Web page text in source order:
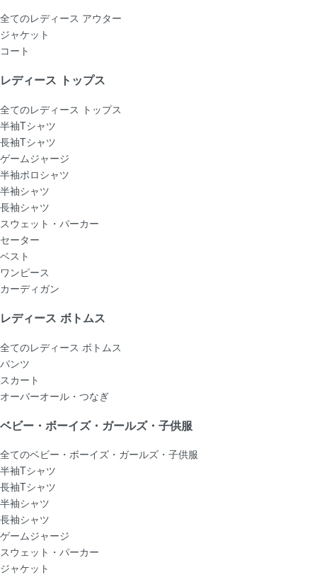
全てのレディース アウター
ジャケット
コート
レディース トップス
全てのレディース トップス
半袖Tシャツ
長袖Tシャツ
ゲームジャージ
半袖ポロシャツ
半袖シャツ
長袖シャツ
スウェット・パーカー
セーター
ベスト
ワンピース
カーディガン
レディース ボトムス
全てのレディース ボトムス
パンツ
スカート
オーバーオール・つなぎ
ベビー・ボーイズ・ガールズ・子供服
全てのベビー・ボーイズ・ガールズ・子供服
半袖Tシャツ
長袖Tシャツ
半袖シャツ
長袖シャツ
ゲームジャージ
スウェット・パーカー
ジャケット